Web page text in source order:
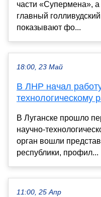
части «Супермена»,
главный
показывают фо...
18:00, 23 Май
В ЛНР начал
технологическому
В Луганске прошло
научно-
орган вошли
республики, профил...
11:00, 25 Апр